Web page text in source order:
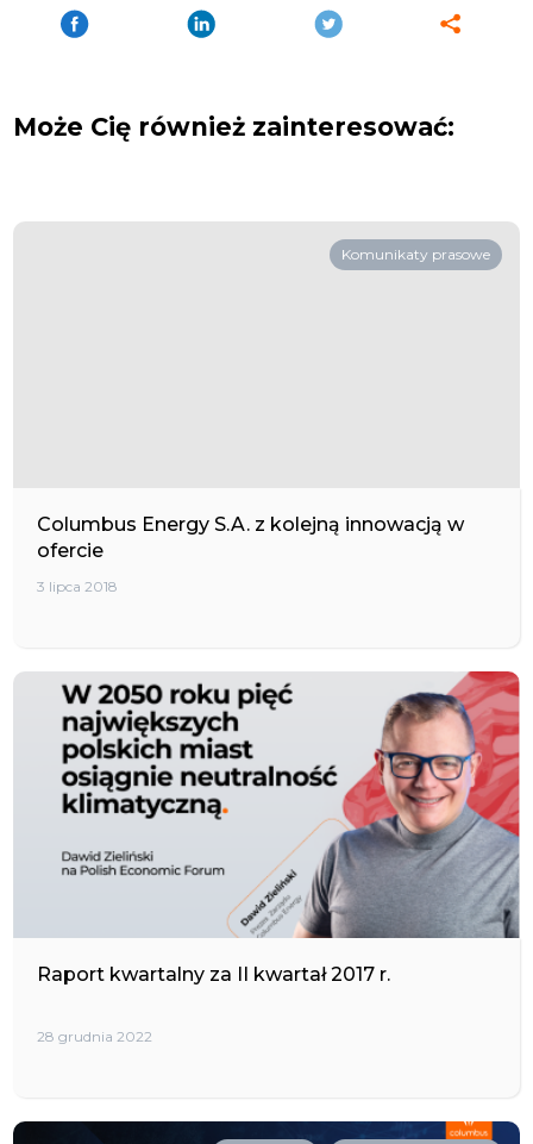
Może Cię również zainteresować:
Komunikaty prasowe
Columbus Energy S.A. z kolejną innowacją w
ofercie
3 lipca 2018
Raport kwartalny za II kwartał 2017 r.
28 grudnia 2022